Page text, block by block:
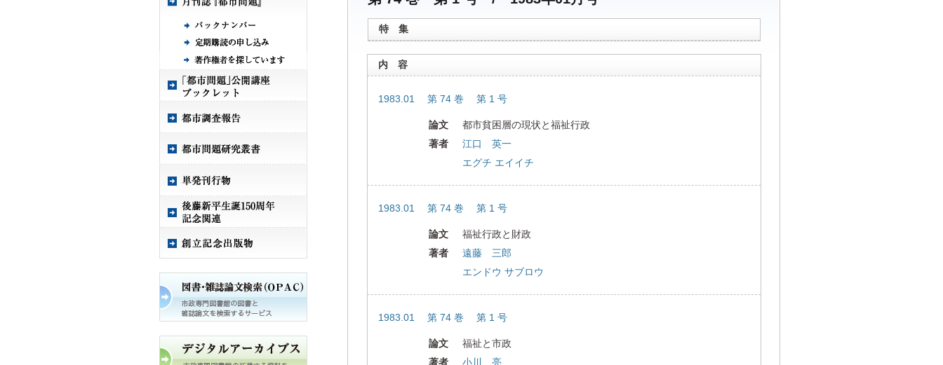
特 集
内 容
1983.01 第 74 巻 第 1 号
論文
都市貧困層の現状と福祉行政
著者
江口 英一
エグチ エイイチ
1983.01 第 74 巻 第 1 号
論文
福祉行政と財政
著者
遠藤 三郎
エンドウ サブロウ
1983.01 第 74 巻 第 1 号
論文
福祉と市政
著者
小川 亮